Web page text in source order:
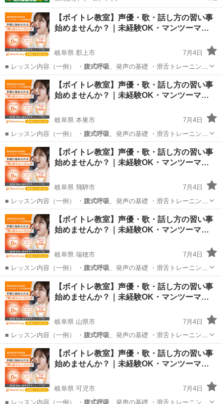
【ボイトレ教室】声優・歌・話し方の習い事
始めませんか？｜未経験OK・マンツーマ…
岐阜県 郡上市
7月4日
■ レッスン内容（一例） ・ 腹式呼吸、発声の基礎 ・滑舌トレーニング
…岐阜 郡上市 その他
【ボイトレ教室】声優・歌・話し方の習い事
始めませんか？｜未経験OK・マンツーマ…
岐阜県 本巣市
7月4日
■ レッスン内容（一例） ・ 腹式呼吸 、発声の基礎 ・滑舌トレーニング
…岐阜 本巣市 その他
【ボイトレ教室】声優・歌・話し方の習い事
始めませんか？｜未経験OK・マンツーマ…
岐阜県 飛騨市
7月4日
■ レッスン内容（一例） ・ 腹式呼吸 、発声の基礎 ・滑舌トレーニング
…岐阜 飛騨市 その他
【ボイトレ教室】声優・歌・話し方の習い事
始めませんか？｜未経験OK・マンツーマ…
岐阜県 瑞穂市
7月4日
■ レッスン内容（一例） ・ 腹式呼吸、発声の基礎 ・滑舌トレーニング
…岐阜 瑞穂市 その他
【ボイトレ教室】声優・歌・話し方の習い事
始めませんか？｜未経験OK・マンツーマ…
岐阜県 山県市
7月4日
■ レッスン内容（一例） ・ 腹式呼吸、発声の基礎 ・滑舌トレーニング
…岐阜 山県市 その他
【ボイトレ教室】声優・歌・話し方の習い事
始めませんか？｜未経験OK・マンツーマ…
岐阜県 可児市
7月4日
■ レッスン内容（一例） ・ 腹式呼吸 、発声の基礎 ・滑舌トレーニング